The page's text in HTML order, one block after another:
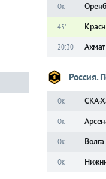
Ок
43'
20:30
Россия.
Ок СКА-
Ок
Ок
Ок